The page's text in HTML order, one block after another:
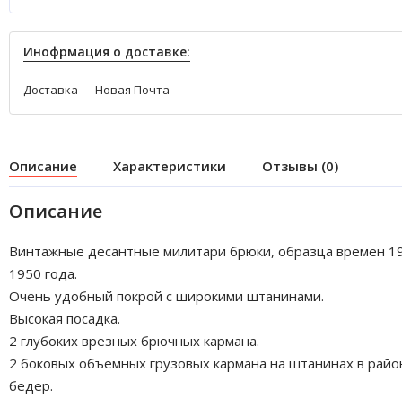
Инофрмация о доставке:
Доставка — Новая Почта
Описание Характеристики Отзывы (0)
Описание
Винтажные десантные милитари брюки, образца времен
1950 года.
Очень удобный покрой с широкими штанинами.
Высокая посадка.
2 глубоких врезных брючных кармана.
2 боковых объемных грузовых кармана на штанинах в
бедер.